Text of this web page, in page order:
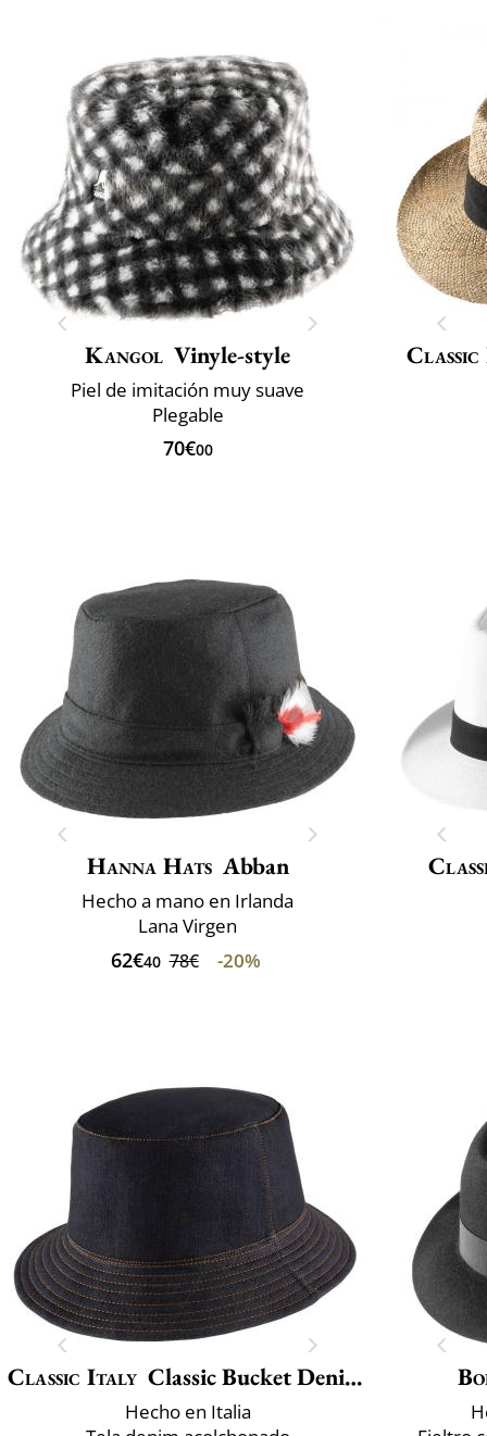
Kangol Vinyle-style
Piel de imitación muy suave
Plegable
70€00
Hanna Hats Abban
Hecho a mano en Irlanda
Lana Virgen
62€40 78€ -20%
Classic Italy Classic Bucket Denim Winter
Hecho en Italia